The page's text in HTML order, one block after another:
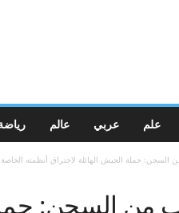
عالم عربي علم
السجن: حملة الجيش الهائلة لاختراق أنظمته
من السجن: